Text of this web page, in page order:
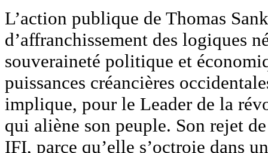
L’action publique de Thomas
d’affranchissement des logiques
souveraineté politique et
puissances créancières
implique, pour le Leader de la
qui aliène son peuple. Son rejet
IFI, parce qu’elle s’octroie dans